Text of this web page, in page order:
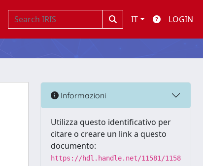
IT LOGIN
Informazioni
Utilizza questo identificativo per
citare o creare un link a questo
documento:
https://hdl.handle.net/11581/1158